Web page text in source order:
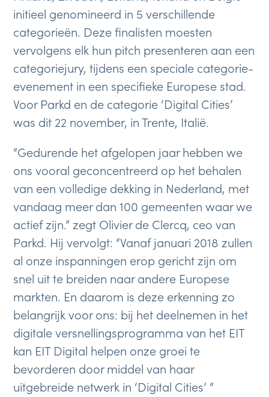
initieel genomineerd in 5 verschillende
categorieën. Deze finalisten moesten
vervolgens elk hun pitch presenteren aan een
categoriejury, tijdens een speciale categorie-
evenement in een specifieke Europese stad.
Voor Parkd en de categorie ‘Digital Cities’
was dit 22 november, in Trente, Italië.
“Gedurende het afgelopen jaar hebben we
ons vooral geconcentreerd op het behalen
van een volledige dekking in Nederland, met
vandaag meer dan 100 gemeenten waar we
actief zijn.” zegt Olivier de Clercq, ceo van
Parkd. Hij vervolgt: “Vanaf januari 2018 zullen
al onze inspanningen erop gericht zijn om
snel uit te breiden naar andere Europese
markten. En daarom is deze erkenning zo
belangrijk voor ons: bij het deelnemen in het
digitale versnellingsprogramma van het EIT
kan EIT Digital helpen onze groei te
bevorderen door middel van haar
uitgebreide netwerk in ‘Digital Cities’ “